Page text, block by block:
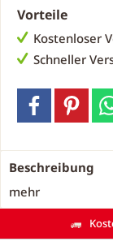
Vorteile
Kostenloser
Schneller
Beschreibung
mehr